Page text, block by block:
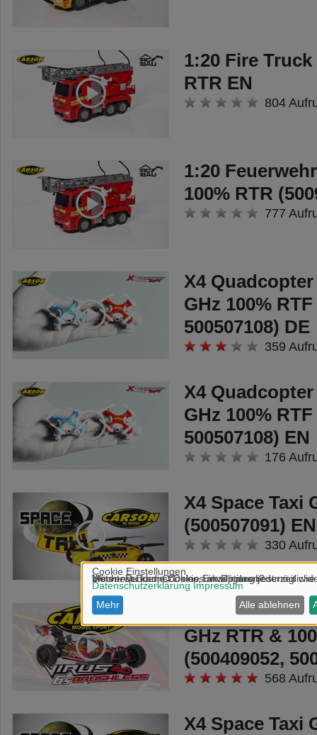
1:20 Fire Truck
RTR EN
804
1:20
100% RTR
777
X4
GHz 100%
500507108) DE
359
X4
GHz 100%
500507108) EN
176
X4 Space Taxi
(500507091) EN
330
1:8 Virus 4.0
GHz RTR &
(500409052,
568
X4 Space Taxi